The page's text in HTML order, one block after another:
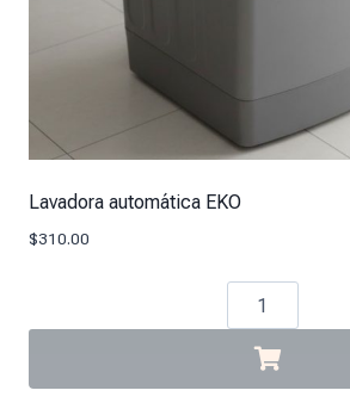
Lavadora automática EKO
$310.00